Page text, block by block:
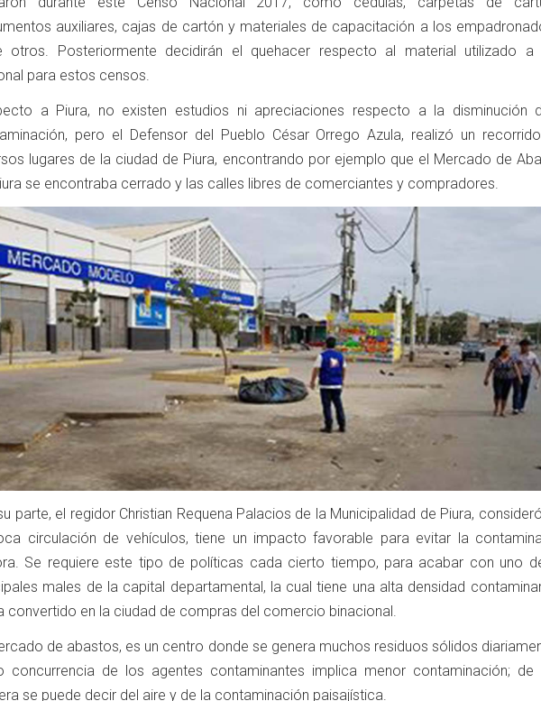
auxiliares, cajas de cartón y materiales de capacitación a los
otros. Posteriormente decidirán el quehacer respecto al material utilizado a
para estos censos.
a Piura, no existen estudios ni apreciaciones respecto a la disminución
pero el Defensor del Pueblo César Orrego Azula, realizó un
lugares de la ciudad de Piura, encontrando por ejemplo que el Mercado de
se encontraba cerrado y las calles libres de comerciantes y compradores.
parte, el regidor Christian Requena Palacios de la Municipalidad de Piura,
circulación de vehículos, tiene un impacto favorable para evitar la
Se requiere este tipo de políticas cada cierto tiempo, para acabar con uno
males de la capital departamental, la cual tiene una alta densidad
convertido en la ciudad de compras del comercio binacional.
de abastos, es un centro donde se genera muchos residuos sólidos
concurrencia de los agentes contaminantes implica menor contaminación; de
se puede decir del aire y de la contaminación paisajística.